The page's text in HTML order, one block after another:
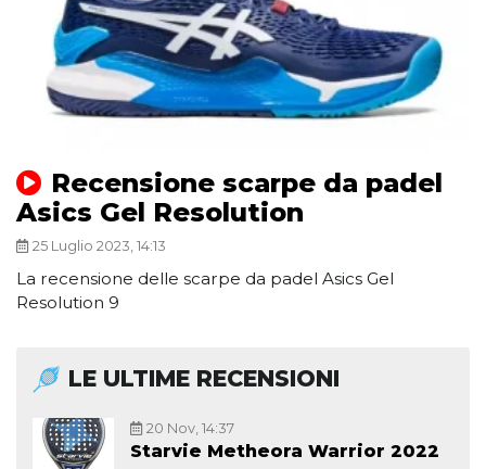
Recensione scarpe da padel
Asics Gel Resolution
25 Luglio 2023, 14:13
La recensione delle scarpe da padel Asics Gel
Resolution 9
LE ULTIME RECENSIONI
20 Nov, 14:37
Starvie Metheora Warrior 2022